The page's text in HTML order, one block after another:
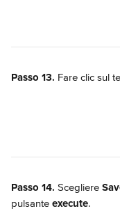
Passo 13. Fare clic sul
Passo 14. Scegliere
pulsante execute.